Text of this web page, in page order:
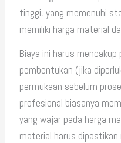
tinggi, yang memenuhi
memiliki harga material
Biaya ini harus
pembentukan (jika
permukaan sebelum
profesional biasanya
yang wajar pada harga
material harus